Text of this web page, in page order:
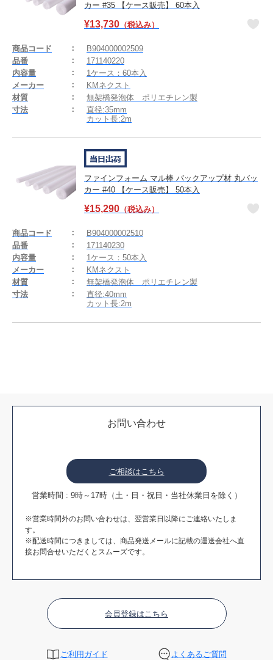
カー #35 【ケース販売】 60本入
¥13,730 （税込み）
商品コード
B904000002509
品番
171140220
内容量
1ケース：60本入
メーカー
KMネクスト
材質
無架橋発泡体 ポリエチレン製
寸法
直径:35mm
カット長:2m
ファインフォーム マル棒 バックアップ材 丸バッ
カー #40 【ケース販売】 50本入
¥15,290 （税込み）
商品コード
B904000002510
品番
171140230
内容量
1ケース：50本入
メーカー
KMネクスト
材質
無架橋発泡体 ポリエチレン製
寸法
直径:40mm
カット長:2m
お問い合わせ
ご相談はこちら
営業時間 : 9時～17時（土・日・祝日・当社休業日を除く）
※営業時間外のお問い合わせは、翌営業日以降にご連絡いたしま
す。
※配送時間につきましては、商品発送メールに記載の運送会社へ直
接お問合せいただくとスムーズです。
会員登録はこちら
ご利用ガイド よくあるご質問